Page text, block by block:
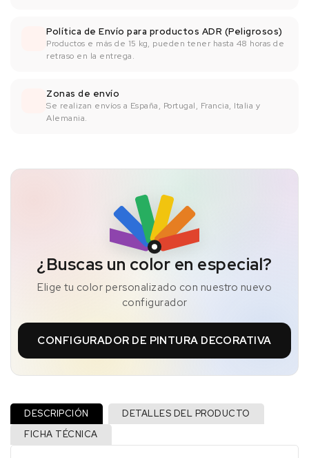
Política de Envío para productos ADR (Peligrosos)
Productos e más de 15 kg, pueden tener hasta 48 horas de
retraso en la entrega.
Zonas de envío
Se realizan envíos a España, Portugal, Francia, Italia y
Alemania.
¿Buscas un color en especial?
Elige tu color personalizado con nuestro nuevo
configurador
CONFIGURADOR DE PINTURA DECORATIVA
DESCRIPCIÓN
DETALLES DEL PRODUCTO
FICHA TÉCNICA